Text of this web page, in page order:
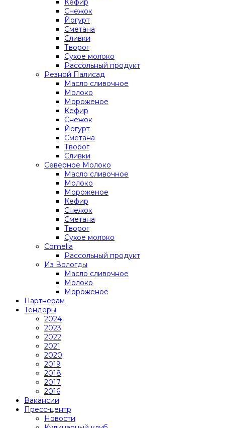
Кефир
Снежок
Йогурт
Сметана
Сливки
Творог
Сухое молоко
Рассольный продукт
Резной Палисад
Масло сливочное
Молоко
Мороженое
Кефир
Снежок
Йогурт
Сметана
Творог
Сливки
Северное Молоко
Масло сливочное
Молоко
Мороженое
Кефир
Снежок
Сметана
Творог
Сухое молоко
Comеlla
Рассольный продукт
Из Вологды
Масло сливочное
Молоко
Мороженое
Партнерам
Тендеры
2024
2023
2022
2021
2020
2019
2018
2017
2016
Вакансии
Пресс-центр
Новости